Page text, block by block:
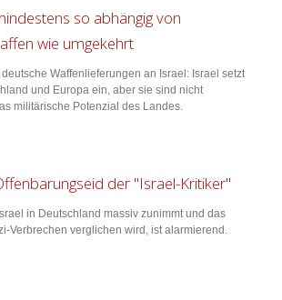
so abhängig von
wie umgekehrt
Waffenlieferungen an Israel: Israel setzt
und Europa ein, aber sie sind nicht
militärische Potenzial des Landes.
der "Israel-Kritiker"
in Deutschland massiv zunimmt und das
Verbrechen verglichen wird, ist alarmierend.